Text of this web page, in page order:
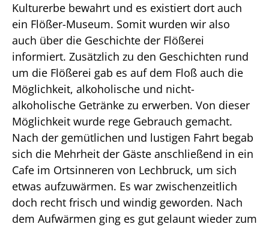
Kulturerbe bewahrt und es existiert dort auch
ein Flößer-Museum. Somit wurden wir also
auch über die Geschichte der Flößerei
informiert. Zusätzlich zu den Geschichten rund
um die Flößerei gab es auf dem Floß auch die
Möglichkeit, alkoholische und nicht-
alkoholische Getränke zu erwerben. Von dieser
Möglichkeit wurde rege Gebrauch gemacht.
Nach der gemütlichen und lustigen Fahrt begab
sich die Mehrheit der Gäste anschließend in ein
Cafe im Ortsinneren von Lechbruck, um sich
etwas aufzuwärmen. Es war zwischenzeitlich
doch recht frisch und windig geworden. Nach
dem Aufwärmen ging es gut gelaunt wieder zum